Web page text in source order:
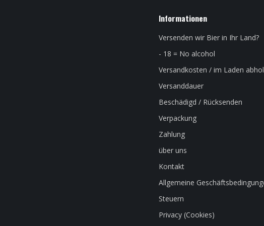
Informationen
Versenden wir Bier in Ihr Land?
- 18 = No alcohol
Versandkosten / im Laden
Versanddauer
Beschädigd / Rücksenden
Verpackung
Zahlung
über uns
Kontakt
Allgemeine
Steuern
Privacy (Cookies)